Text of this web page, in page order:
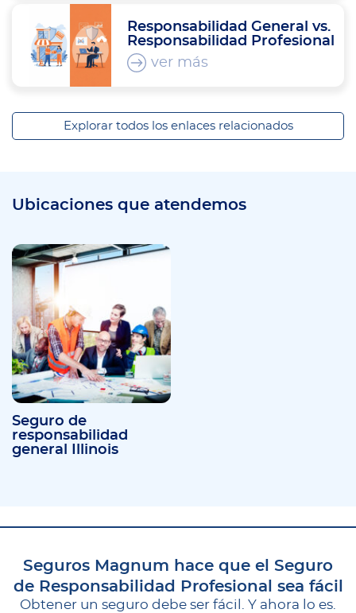
Responsabilidad General vs.
Responsabilidad Profesional
ver más
Explorar todos los enlaces relacionados
Ubicaciones que atendemos
Seguro de
responsabilidad
general Illinois
Seguros Magnum hace que el Seguro
de Responsabilidad Profesional sea fácil
Obtener un seguro debe ser fácil. Y ahora lo es.